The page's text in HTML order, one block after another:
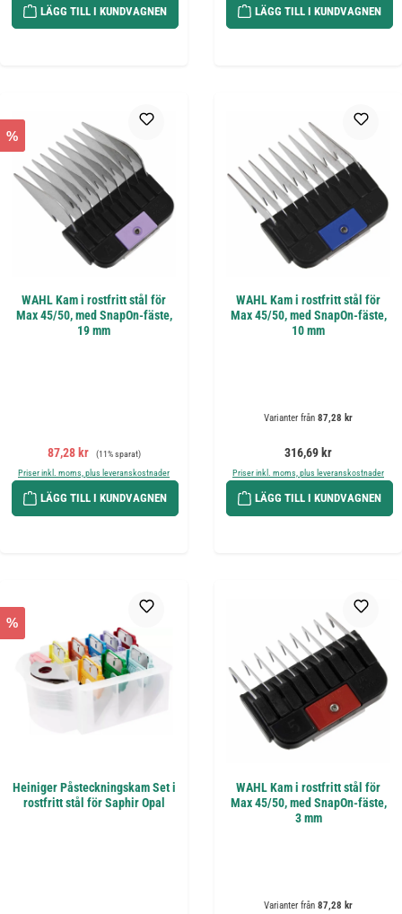
LÄGG TILL I KUNDVAGNEN LÄGG TILL I KUNDVAGNEN
%
WAHL Kam i rostfritt stål för
Max 45/50, med SnapOn-fäste,
19 mm
Försäljningspris:
87,28 kr Ordinarie pris:
(11% sparat)
Priser inkl. moms, plus leveranskostnader
LÄGG TILL I KUNDVAGNEN
WAHL Kam i rostfritt stål för
Max 45/50, med SnapOn-fäste,
10 mm
Varianter från 87,28 kr
Ordinarie pris:
316,69 kr
Priser inkl. moms, plus leveranskostnader
LÄGG TILL I KUNDVAGNEN
%
Heiniger Påsteckningskam Set i
rostfritt stål för Saphir Opal
WAHL Kam i rostfritt stål för
Max 45/50, med SnapOn-fäste,
3 mm
Varianter från 87,28 kr